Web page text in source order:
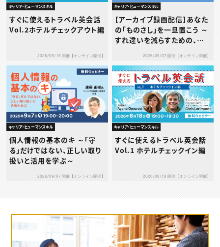
キャリア・ヒューマンスキル
すぐに使えるトラベル英会話
Vol.2ホテルチェックアウト編
2026/09/15 開催【オンライン開催】
キャリア・ヒューマンスキル
【アーカイブ録画配信】あなた
の「ものさし」を一旦置こう ～
すれ違いを減らすための、タ
2026/09/07 開催【オンライン開催】
キャリア・ヒューマンスキル
個人情報の基本のキ ～「守
る」だけではない、正しい取り
扱いと活用を学ぶ～
2026/09/07 開催【オンライン開催】
キャリア・ヒューマンスキル
すぐに使えるトラベル英会話
Vol.1 ホテルチェックイン編
2026/08/18 開催【オンライン開催】